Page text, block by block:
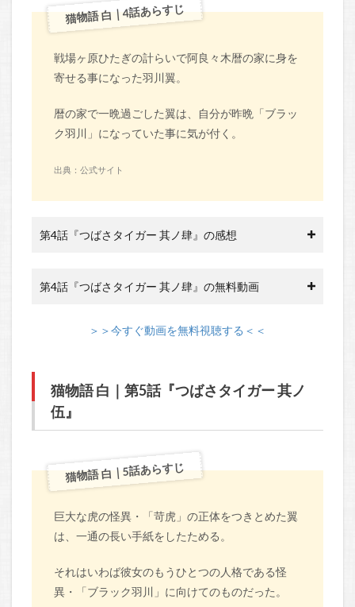
猫物語 白｜4話あらすじ
戦場ヶ原ひたぎの計らいで阿良々木暦の家に身を
寄せる事になった羽川翼。
暦の家で一晩過ごした翼は、自分が昨晩「ブラッ
ク羽川」になっていた事に気が付く。
出典：公式サイト
第4話『つばさタイガー 其ノ肆』の感想
第4話『つばさタイガー 其ノ肆』の無料動画
＞＞今すぐ動画を無料視聴する＜＜
猫物語 白｜第5話『つばさタイガー 其ノ
伍』
猫物語 白｜5話あらすじ
巨大な虎の怪異・「苛虎」の正体をつきとめた翼
は、一通の長い手紙をしたためる。
それはいわば彼女のもうひとつの人格である怪
異・「ブラック羽川」に向けてのものだった。